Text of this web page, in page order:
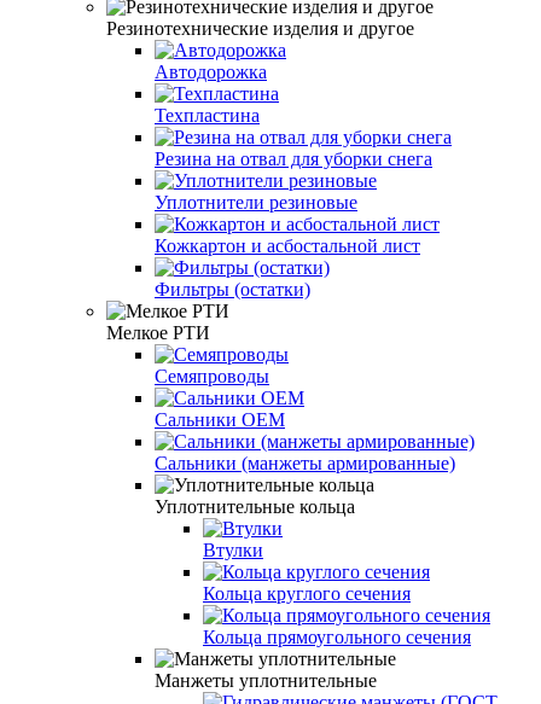
Резинотехнические изделия и другое
Автодорожка
Техпластина
Резина на отвал для уборки снега
Уплотнители резиновые
Кожкартон и асбостальной лист
Фильтры (остатки)
Мелкое РТИ
Семяпроводы
Сальники ОЕМ
Сальники (манжеты армированные)
Уплотнительные кольца
Втулки
Кольца круглого сечения
Кольца прямоугольного сечения
Манжеты уплотнительные